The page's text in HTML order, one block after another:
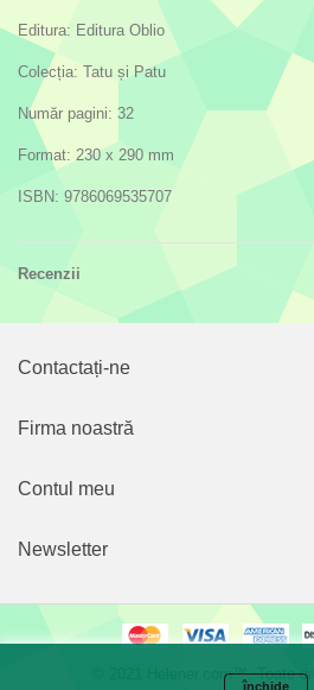
Editura: Editura Oblio
Colecția: Tatu și Patu
Număr pagini: 32
Format: 230 x 290 mm
ISBN: 9786069535707
Recenzii
Contactați-ne
Firma noastră
Contul meu
Newsletter
închide
© 2021 Helener.com™. Toate